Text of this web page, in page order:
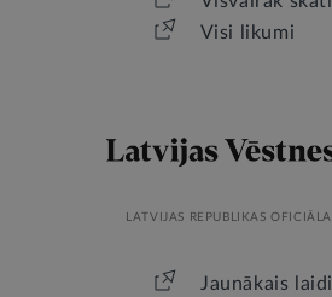
Visi likumi
LATVIJAS REPUBLIKAS
Jaunākais